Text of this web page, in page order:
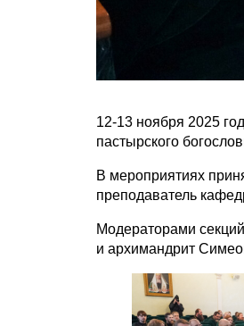
12-13 ноября 2025
пастырского
В мероприятиях
преподаватель
Модераторами
и архимандрит